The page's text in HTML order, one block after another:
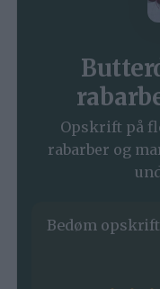
Opskrift på
rabarber og
Bedøm